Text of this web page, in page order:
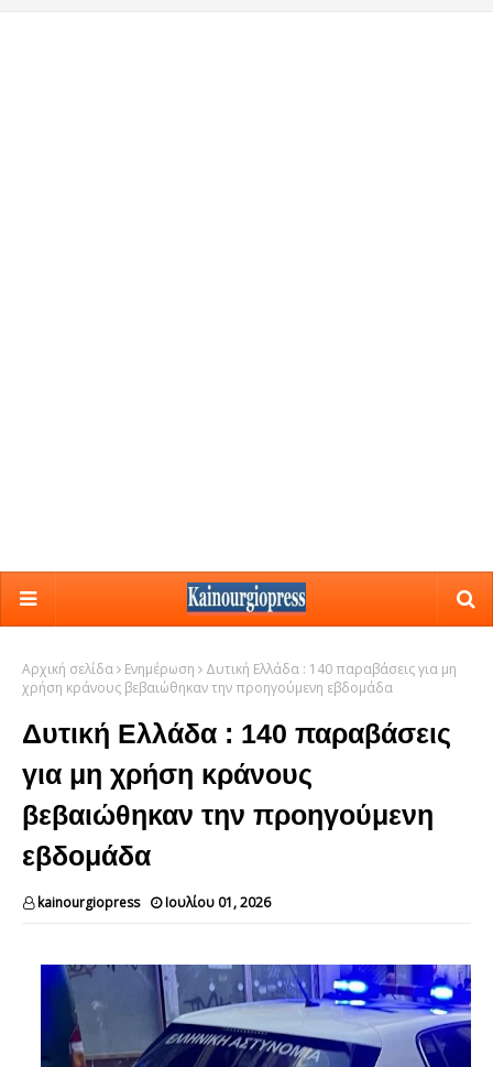
Αρχική σελίδα Ενημέρωση
Δυτική Ελλάδα : 140 παραβάσεις για μη
χρήση κράνους βεβαιώθηκαν την προηγούμενη εβδομάδα
Δυτική Ελλάδα : 140 παραβάσεις
για μη χρήση κράνους
βεβαιώθηκαν την προηγούμενη
εβδομάδα
kainourgiopress Ιουλίου 01, 2026